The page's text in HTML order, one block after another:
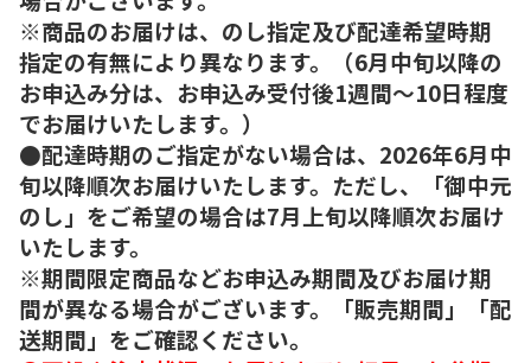
※商品のお届けは、のし指定及び配達希望時期
指定の有無により異なります。（6月中旬以降の
お申込み分は、お申込み受付後1週間～10日程度
でお届けいたします。）
●配達時期のご指定がない場合は、2026年6月中
旬以降順次お届けいたします。ただし、「御中元
のし」をご希望の場合は7月上旬以降順次お届け
いたします。
※期間限定商品などお申込み期間及びお届け期
間が異なる場合がございます。「販売期間」「配
送期間」をご確認ください。